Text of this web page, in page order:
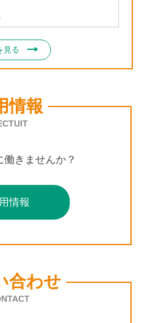
見る
情報
きませんか？
情報
合わせ